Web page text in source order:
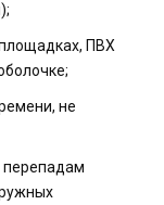
ПВХ
не
перепадам